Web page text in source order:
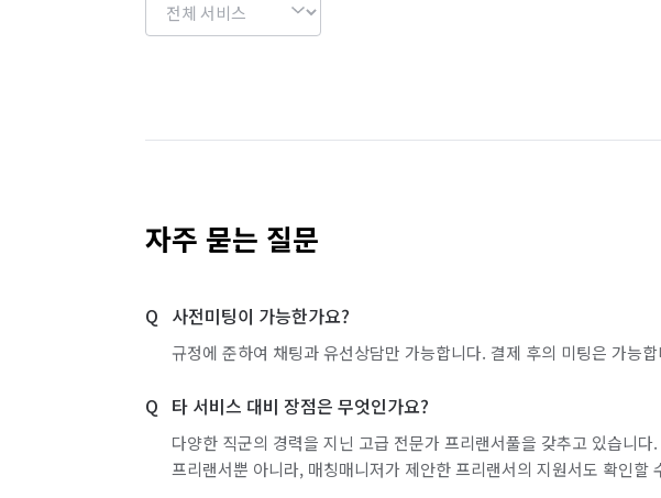
자주 묻는 질문
사전미팅이 가능한가요?
규정에 준하여 채팅과 유선상담만 가능합니다. 결제 후의 미팅은 가능
타 서비스 대비 장점은 무엇인가요?
다양한 직군의 경력을 지닌 고급 전문가 프리랜서풀을 갖추고 있습니
프리랜서뿐 아니라, 매칭매니저가 제안한 프리랜서의 지원서도 확인할